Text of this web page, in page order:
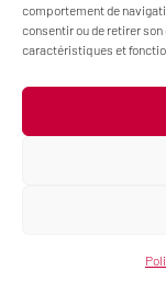
comportement de
consentir ou de retirer
caractéristiques et
Actualités
Qui sommes-nous
Code :